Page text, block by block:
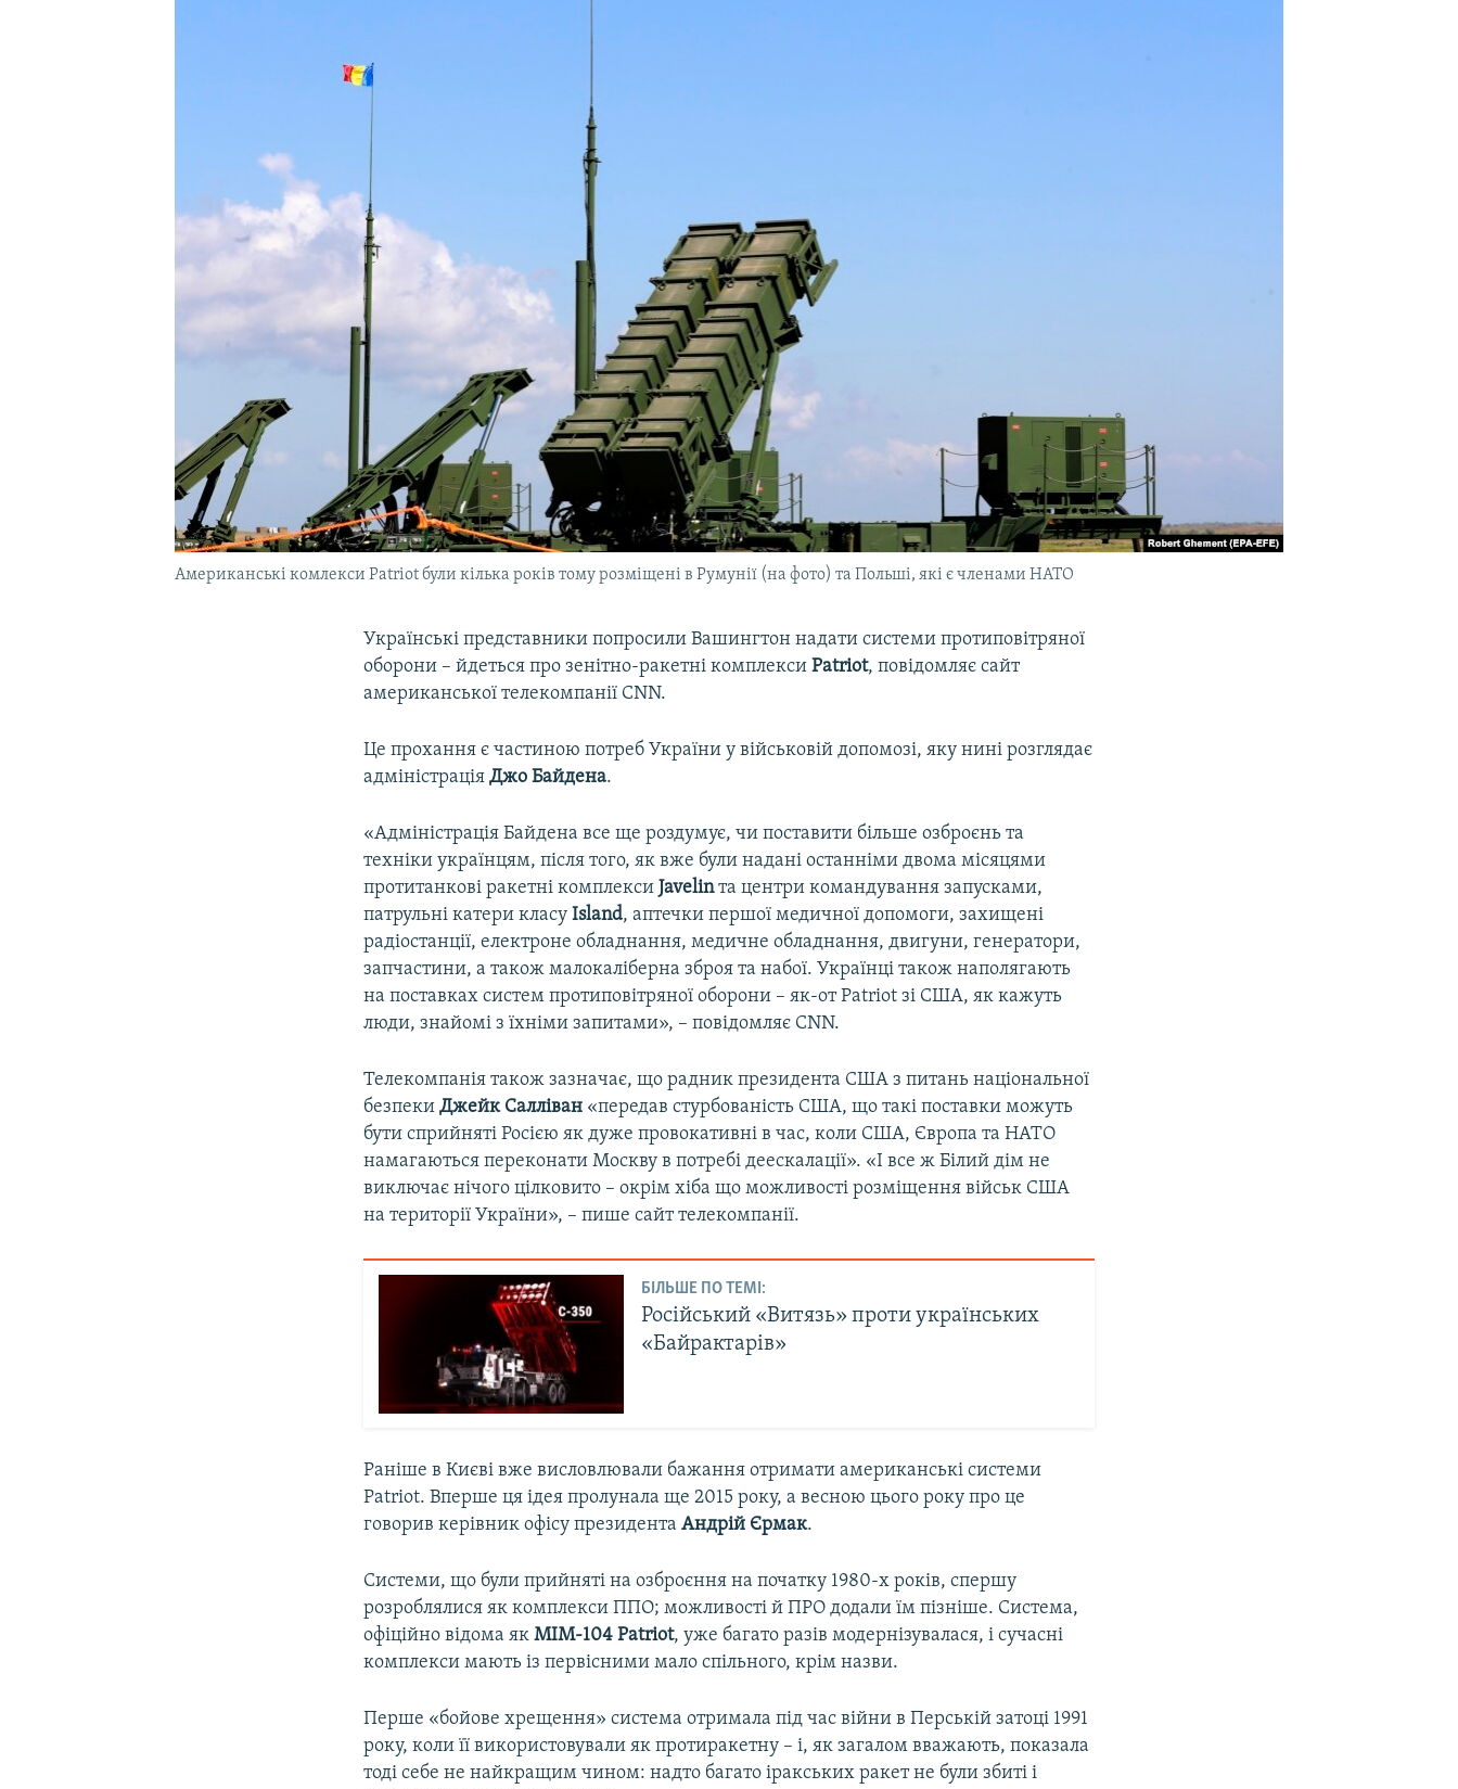
Американські комлекси Patriot були кілька років тому розміщені в Румунії (на фото) та Польші, які є членами НАТО
Українські представники попросили Вашингтон надати системи протиповітряної
оборони – йдеться про зенітно-ракетні комплексиPatriot, повідомляє сайт
американської телекомпанії CNN.
Це прохання є частиною потреб України у військовій допомозі, яку нині розглядає
адміністраціяДжо Байдена.
«Адміністрація Байдена все ще роздумує, чи поставити більше озброєнь та
техніки українцям, після того, як вже були надані останніми двома місяцями
протитанкові ракетні комплексиJavelinта центри командування запусками,
патрульні катери класуIsland, аптечки першої медичної допомоги, захищені
радіостанції, електроне обладнання, медичне обладнання, двигуни, генератори,
запчастини, а також малокаліберна зброя та набої. Українці також наполягають
на поставках систем протиповітряної оборони – як-от Patriot зі США, як кажуть
люди, знайомі з їхніми запитами», – повідомляє CNN.
Телекомпанія також зазначає, що радник президента США з питань національної
безпекиДжейк Салліван «передав стурбованість США, що такі поставки можуть
бути сприйняті Росією як дуже провокативні в час, коли США, Європа та НАТО
намагаються переконати Москву в потребі деескалації». «І все ж Білий дім не
виключає нічого цілковито – окрім хіба що можливості розміщення військ США
на території України», – пише сайт телекомпанії.
БІЛЬШЕ ПО ТЕМІ:
Російський «Витязь» проти українських
«Байрактарів»
Раніше в Києві вже висловлювали бажання отримати американські системи
Patriot. Вперше ця ідея пролунала ще 2015 року, а весною цього року про це
говорив керівник офісу президентаАндрій Єрмак.
Системи, що були прийняті на озброєння на початку 1980-х років, спершу
розроблялися як комплекси ППО; можливості й ПРО додали їм пізніше. Система,
офіційно відома якMIM-104 Patriot, уже багато разів модернізувалася, і сучасні
комплекси мають із первісними мало спільного, крім назви.
Перше «бойове хрещення» система отримала під час війни в Перській затоці 1991
року, коли її використовували як протиракетну – і, як загалом вважають, показала
тоді себе не найкращим чином: надто багато іракських ракет не були збиті і